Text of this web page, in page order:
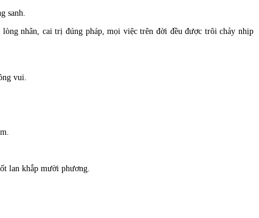
sanh.
nhân, cai trị đúng pháp, mọi việc trên đời đều được trôi chảy nhịp
vui.
lan khắp mười phương.